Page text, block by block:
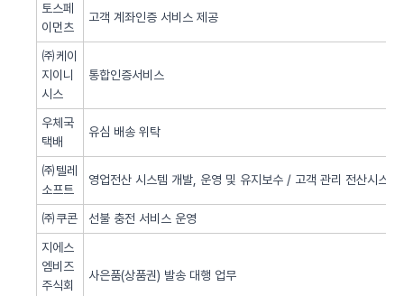
토스페
이먼츠
고객 계좌인증 서비스 제공
㈜케이
지이니
시스
통합인증서비스
우체국
택배
유심 배송 위탁
㈜텔레
소프트
영업전산 시스템 개발, 운영 및 유지보수 / 고객 관리 전산시스
㈜쿠콘
선불 충전 서비스 운영
지에스
엠비즈
주식회
사은품(상품권) 발송 대행 업무